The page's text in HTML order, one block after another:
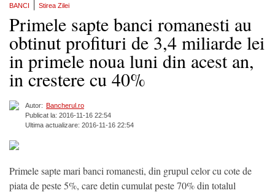
BANCI Stirea Zilei
Primele sapte banci romanesti au
obtinut profituri de 3,4 miliarde lei
in primele noua luni din acest an,
in crestere cu 40%
Autor: Bancherul.ro
Publicat la: 2016-11-16 22:54
Ultima actualizare: 2016-11-16 22:54
Primele sapte mari banci romanesti, din grupul celor cu cote de
piata de peste 5%, care detin cumulat peste 70% din totalul